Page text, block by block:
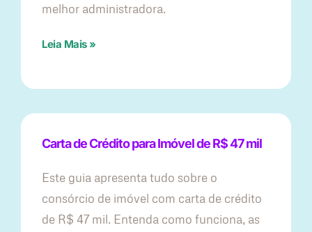
melhor administradora.
Leia Mais »
Carta de Crédito para Imóvel de R$ 47 mil
Este guia apresenta tudo sobre o
consórcio de imóvel com carta de crédito
de R$ 47 mil. Entenda como funciona, as